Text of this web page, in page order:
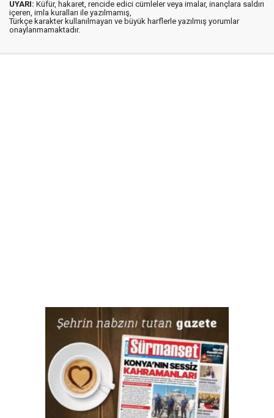
UYARI: Küfür, hakaret, rencide edici cümleler veya imalar, inançlara saldırı
içeren, imla kuralları ile yazılmamış,
Türkçe karakter kullanılmayan ve büyük harflerle yazılmış yorumlar
onaylanmamaktadır.